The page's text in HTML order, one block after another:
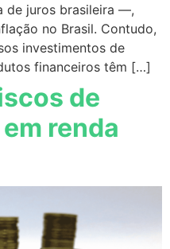
de juros brasileira —,
no Brasil. Contudo,
investimentos de
financeiros têm […]
de
renda